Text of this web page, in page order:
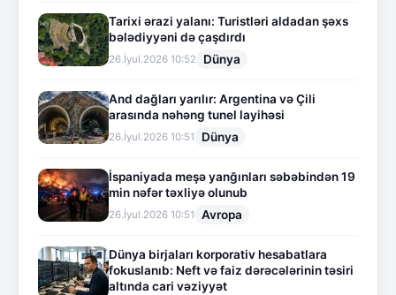
Tarixi ərazi yalanı: Turistləri aldadan şəxs
bələdiyyəni də çaşdırdı
26.İyul.2026 10:52 Dünya
And dağları yarılır: Argentina və Çili
arasında nəhəng tunel layihəsi
26.İyul.2026 10:51 Dünya
İspaniyada meşə yanğınları səbəbindən 19
min nəfər təxliyə olunub
26.İyul.2026 10:51 Avropa
Dünya birjaları korporativ hesabatlara
fokuslanıb: Neft və faiz dərəcələrinin təsiri
altında cari vəziyyət